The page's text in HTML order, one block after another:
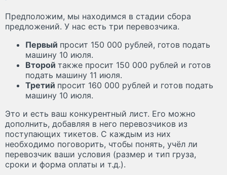
Предположим, мы находимся в стадии сбора
предложений. У нас есть три перевозчика.
Первый просит 150 000 рублей, готов подать
машину 10 июля.
Второй также просит 150 000 рублей и готов
подать машину 11 июля.
Третий просит 160 000 рублей и готов подать
машину 10 июля.
Это и есть ваш конкурентный лист. Его можно
дополнить, добавляя в него перевозчиков из
поступающих тикетов. С каждым из них
необходимо поговорить, чтобы понять, учёл ли
перевозчик ваши условия (размер и тип груза,
сроки и форма оплаты и т.д.).